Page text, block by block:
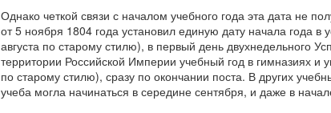
Однако четкой связи с началом учебного года эта дата не
от 5 ноября 1804 года установил единую дату начала года в
августа по старому стилю), в первый день двухнедельного
территории Российской Империи учебный год в гимназиях и
по старому стилю), сразу по окончании поста. В других
учеба могла начинаться в середине сентября, и даже в